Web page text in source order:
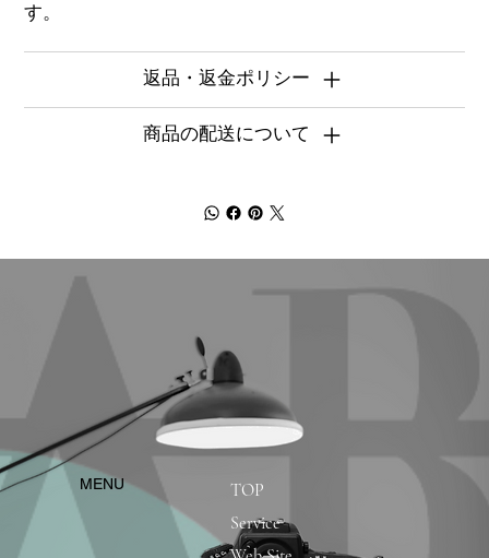
す。
返品・返金ポリシー
商品の配送について
​MENU
TOP
Service